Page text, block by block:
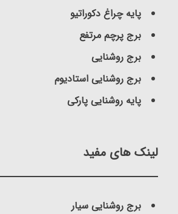
پایه چراغ دکوراتیو
برج پرچم مرتفع
برج روشنایی
برج روشنایی استادیوم
پایه روشنایی پارکی
لینک های مفید
برج روشنایی سیار